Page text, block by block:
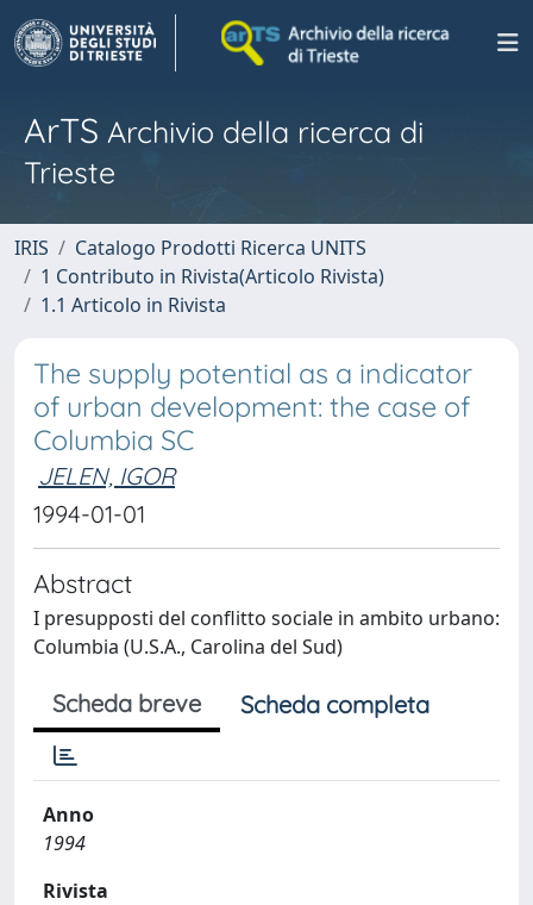
ArTS Archivio della ricerca di
Trieste
IRIS
Catalogo Prodotti Ricerca UNITS
1 Contributo in Rivista(Articolo Rivista)
1.1 Articolo in Rivista
The supply potential as a indicator
of urban development: the case of
Columbia SC
JELEN, IGOR
1994-01-01
Abstract
I presupposti del conflitto sociale in ambito urbano:
Columbia (U.S.A., Carolina del Sud)
Scheda breve Scheda completa
Anno
1994
Rivista